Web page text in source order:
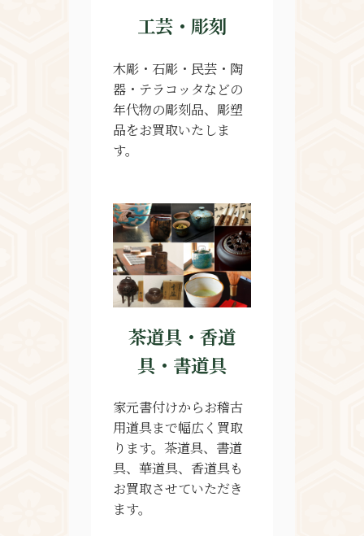
工芸・彫刻
木彫・石彫・民芸・陶
器・テラコッタなどの
年代物の彫刻品、彫塑
品をお買取いたしま
す。
茶道具・香道
具・書道具
家元書付けからお稽古
用道具まで幅広く買取
ります。茶道具、書道
具、華道具、香道具も
お買取させていただき
ます。